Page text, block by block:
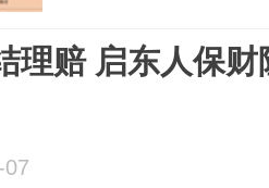
理赔 启东人保